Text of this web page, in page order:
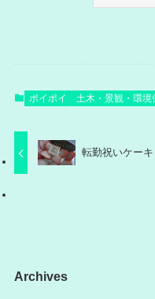
ポイポイ 土木・景観・環境
転勤祝いケーキ
Archives